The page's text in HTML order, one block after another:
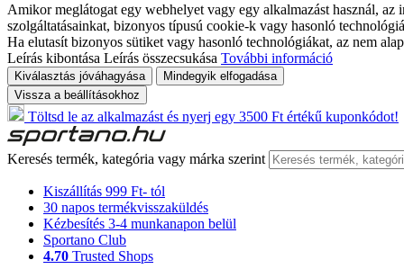
Amikor meglátogat egy webhelyet vagy egy alkalmazást használ,
szolgáltatásainkat, bizonyos típusú cookie-k vagy hasonló
Ha elutasít bizonyos sütiket vagy hasonló technológiákat, az nem
Leírás kibontása Leírás összecsukása További információ
Kiválasztás jóváhagyása
Mindegyik elfogadása
Vissza a beállításokhoz
Töltsd le az alkalmazást és nyerj egy 3500 Ft értékű kuponkódot!
Keresés termék, kategória vagy márka szerint
Kiszállítás 999 Ft- tól
30 napos termékvisszaküldés
Kézbesítés 3-4 munkanapon belül
Sportano Club
4.70 Trusted Shops